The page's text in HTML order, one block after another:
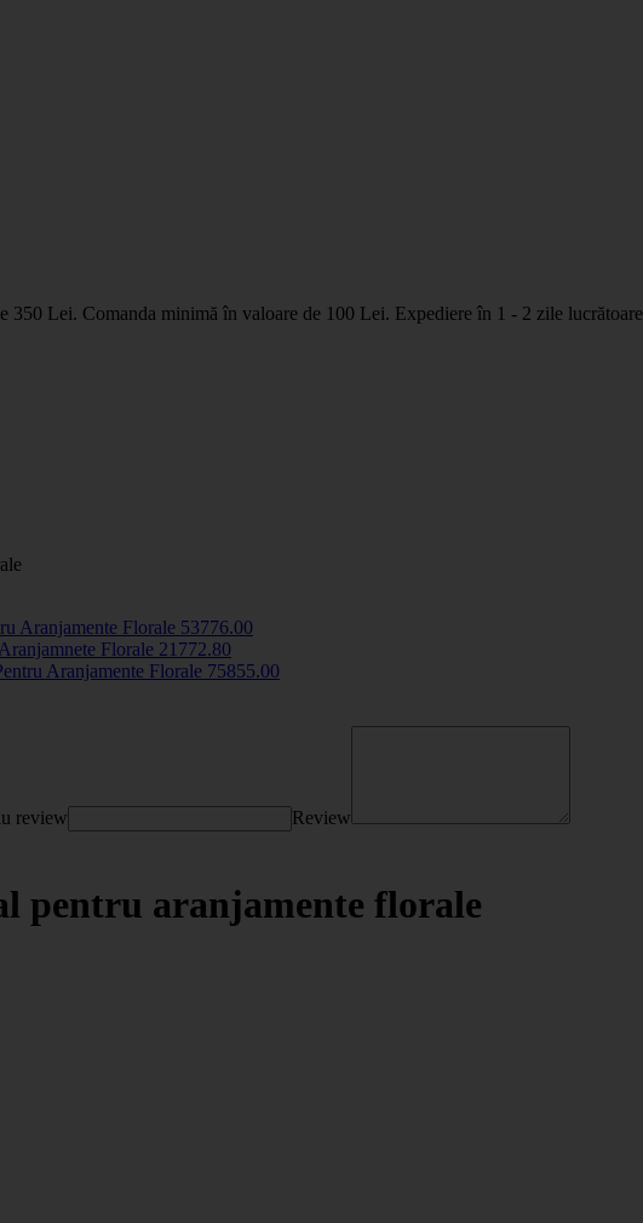
Lei. Comanda minimă în valoare de 100 Lei. Expediere în 1 - 2 zile
Aranjamente Florale 53776.00
Florale 21772.80
Aranjamente Florale 75855.00
review Review
pentru aranjamente florale